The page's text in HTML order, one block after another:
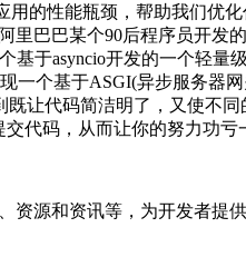
用的性能瓶颈，帮助我们
里巴巴某个90后程序员开
基于asyncio开发的一个轻量
一个基于ASGI(异步服务器
让代码简洁明了，又使不
代码，从而让你的努力功
资源和资讯等，为开发者提